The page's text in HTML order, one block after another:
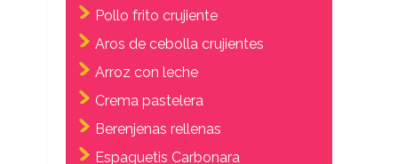
Pollo frito crujiente
Aros de cebolla crujientes
Arroz con leche
Crema pastelera
Berenjenas rellenas
Espaguetis Carbonara